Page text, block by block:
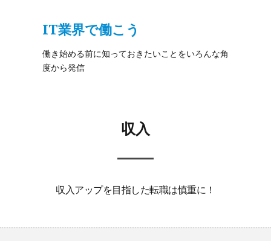
IT業界で働こう
働き始める前に知っておきたいことをいろんな角
度から発信
収入
収入アップを目指した転職は慎重に！